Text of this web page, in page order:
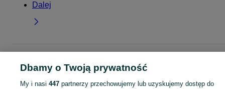
Dalej
Lubuskie
Nintendo - Wschowa
Dbamy o Twoją prywatność
My i nasi 447partnerzy przechowujemy lub uzyskujemy dostęp do